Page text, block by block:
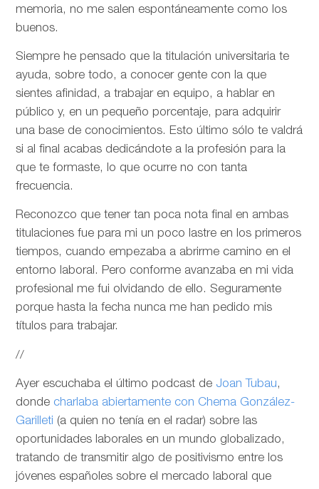
memoria, no me salen espontáneamente como los
buenos.
Siempre he pensado que la titulación universitaria te
ayuda, sobre todo, a conocer gente con la que
sientes afinidad, a trabajar en equipo, a hablar en
público y, en un pequeño porcentaje, para adquirir
una base de conocimientos. Esto último sólo te valdrá
si al final acabas dedicándote a la profesión para la
que te formaste, lo que ocurre no con tanta
frecuencia.
Reconozco que tener tan poca nota final en ambas
titulaciones fue para mi un poco lastre en los primeros
tiempos, cuando empezaba a abrirme camino en el
entorno laboral. Pero conforme avanzaba en mi vida
profesional me fui olvidando de ello. Seguramente
porque hasta la fecha nunca me han pedido mis
títulos para trabajar.
//
Ayer escuchaba el último podcast de Joan Tubau,
donde charlaba abiertamente con Chema González-
Garilleti (a quien no tenía en el radar) sobre las
oportunidades laborales en un mundo globalizado,
tratando de transmitir algo de positivismo entre los
jóvenes españoles sobre el mercado laboral que